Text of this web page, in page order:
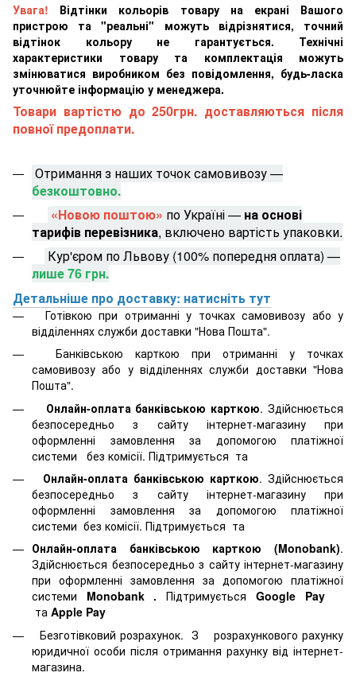
Увага! Відтінки кольорів товару на екрані Вашого
пристрою та "реальні" можуть відрізнятися, точний
відтінок кольору не гарантується. Технічні
характеристики товару та комплектація можуть
змінюватися виробником без повідомлення, будь-ласка
уточнюйте інформацію у менеджера.
Товари вартістю до 250грн. доставляються після
повної предоплати.
Отримання з наших точок самовивозу —
безкоштовно.
«Новою поштою» по Україні — на основі
тарифів перевізника, включено вартість упаковки.
Кур'єром по Львову (100% попередня оплата) —
лише 76 грн.
Детальніше про доставку: натисніть тут
Готівкою при отриманні у точках самовивозу або у
відділеннях служби доставки "Нова Пошта".
Банківською карткою при отриманні у точках
самовивозу або у відділеннях служби доставки "Нова
Пошта".
Онлайн-оплата банківською карткою. Здійснюється
безпосередньо з сайту інтернет-магазину при
оформленні замовлення за допомогою платіжної
системи
без комісії. Підтримується та
Онлайн-оплата банківською карткою. Здійснюється
безпосередньо з сайту інтернет-магазину при
оформленні замовлення за допомогою платіжної
системи без комісії. Підтримується та
Онлайн-оплата банківською карткою (Monobank).
Здійснюється безпосередньо з сайту інтернет-магазину
при оформленні замовлення за допомогою платіжної
системи Monobank .Підтримується Google Pay
та Apple Pay
Безготівковий розрахунок. З розрахункового рахунку
юридичної особи після отримання рахунку від інтернет-
магазина.